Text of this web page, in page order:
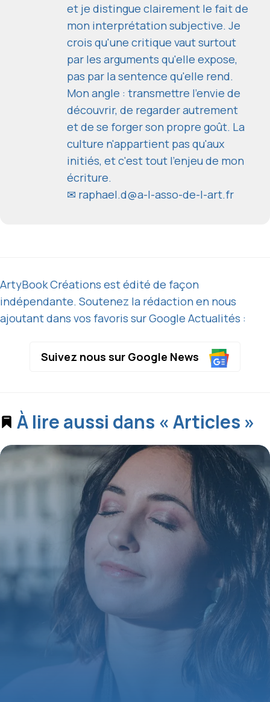
et je distingue clairement le fait de
mon interprétation subjective. Je
crois qu'une critique vaut surtout
par les arguments qu'elle expose,
pas par la sentence qu'elle rend.
Mon angle : transmettre l'envie de
découvrir, de regarder autrement
et de se forger son propre goût. La
culture n'appartient pas qu'aux
initiés, et c'est tout l'enjeu de mon
écriture.
✉ raphael.d@a-l-asso-de-l-art.fr
ArtyBook Créations est édité de façon
indépendante. Soutenez la rédaction en nous
ajoutant dans vos favoris sur Google Actualités :
Suivez nous sur Google News
À lire aussi dans « Articles »